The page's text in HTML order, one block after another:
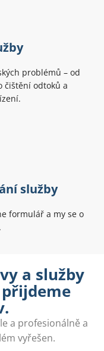
problémů – od
čištění odtoků a
služby
formulář a my se o
a služby
a profesionálně a
vyřešen.